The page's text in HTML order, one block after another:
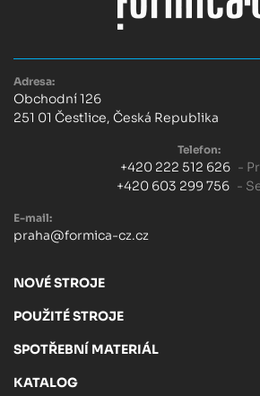
Adresa:
Obchodní 126
251 01 Čestlice, Česká Republika
Telefon:
+420 222 512 626 -
+420 603 299 756 -
E-mail:
praha@formica-cz.cz
NOVÉ STROJE
POUŽITÉ STROJE
SPOTŘEBNÍ MATERIÁL
KATALOG